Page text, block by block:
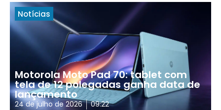
Notícias
Motorola Moto Pad 70: tablet com
tela de 12 polegadas ganha data de
lançamento
24 de julho de 2026 09:22